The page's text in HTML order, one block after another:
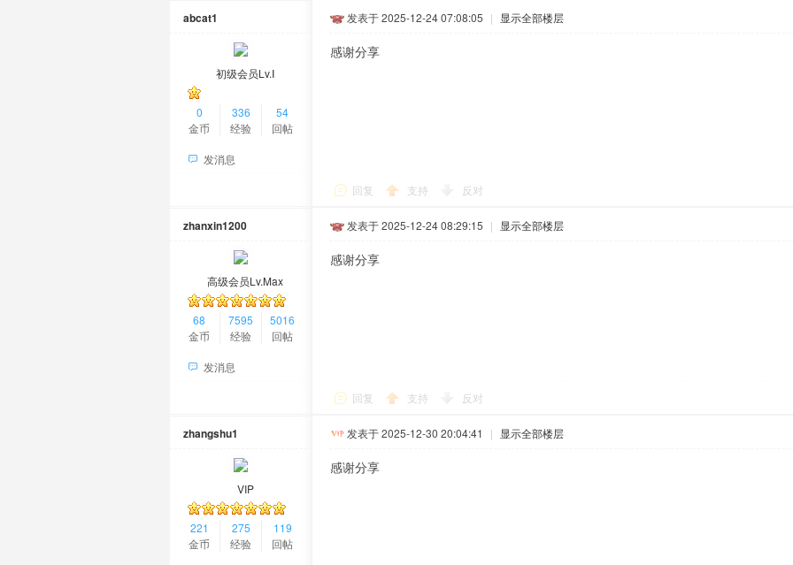
abcat1
初级会员Lv.Ⅰ
0
金币
336
经验
54
回帖
发消息
发表于 2025-12-24 07:08:05 | 显示全部楼层
感谢分享
回复 支持 反对
zhanxin1200
高级会员Lv.Max
68
金币
7595
经验
5016
回帖
发消息
发表于 2025-12-24 08:29:15 | 显示全部楼层
感谢分享
回复 支持 反对
zhangshu1
VIP
221
金币
275
经验
119
回帖
发表于 2025-12-30 20:04:41 | 显示全部楼层
感谢分享